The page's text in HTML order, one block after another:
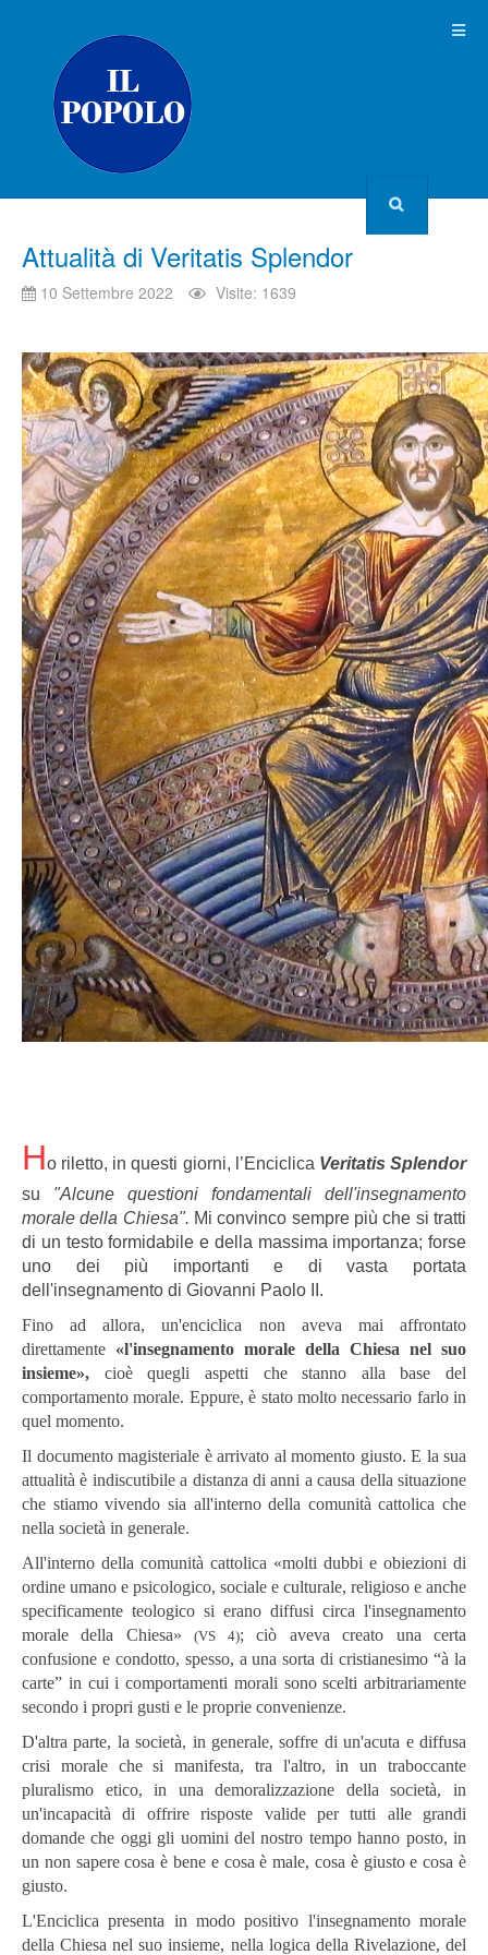
Attualità di Veritatis Splendor
10 Settembre 2022 Visite: 1639
Ho riletto, in questi giorni, l’Enciclica Veritatis Splendor
su "Alcune questioni fondamentali dell'insegnamento
morale della Chiesa". Mi convinco sempre più che si tratti
di un testo formidabile e della massima importanza; forse
uno dei più importanti e di vasta portata
dell'insegnamento di Giovanni Paolo II.
Fino ad allora, un'enciclica non aveva mai affrontato
direttamente «l'insegnamento morale della Chiesa nel suo
insieme», cioè quegli aspetti che stanno alla base del
comportamento morale. Eppure, è stato molto necessario farlo in
quel momento.
Il documento magisteriale è arrivato al momento giusto. E la sua
attualità è indiscutibile a distanza di anni a causa della situazione
che stiamo vivendo sia all'interno della comunità cattolica che
nella società in generale.
All'interno della comunità cattolica «molti dubbi e obiezioni di
ordine umano e psicologico, sociale e culturale, religioso e anche
specificamente teologico si erano diffusi circa l'insegnamento
morale della Chiesa»(VS 4); ciò aveva creato una certa
confusione e condotto, spesso, a una sorta di cristianesimo “à la
carte” in cui i comportamenti morali sono scelti arbitrariamente
secondo i propri gusti e le proprie convenienze.
D'altra parte, la società, in generale, soffre di un'acuta e diffusa
crisi morale che si manifesta, tra l'altro, in un traboccante
pluralismo etico, in una demoralizzazione della società, in
un'incapacità di offrire risposte valide per tutti alle grandi
domande che oggi gli uomini del nostro tempo hanno posto, in
un non sapere cosa è bene e cosa è male, cosa è giusto e cosa è
giusto.
L'Enciclica presenta in modo positivo l'insegnamento morale
della Chiesa nel suo insieme, nella logica della Rivelazione, del